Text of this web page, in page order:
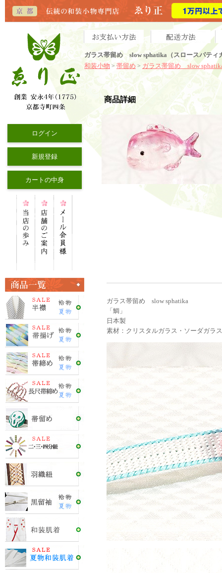
ガラス帯留め slow sphatika（スロースパテ
和装小物 > 帯留め > ガラス帯留め slow
ログイン
新規登録
カートの中身
商品詳細
ガラス帯留め slow sphatika
「鯛」
日本製
素材：クリスタルガラス・ソーダガラス